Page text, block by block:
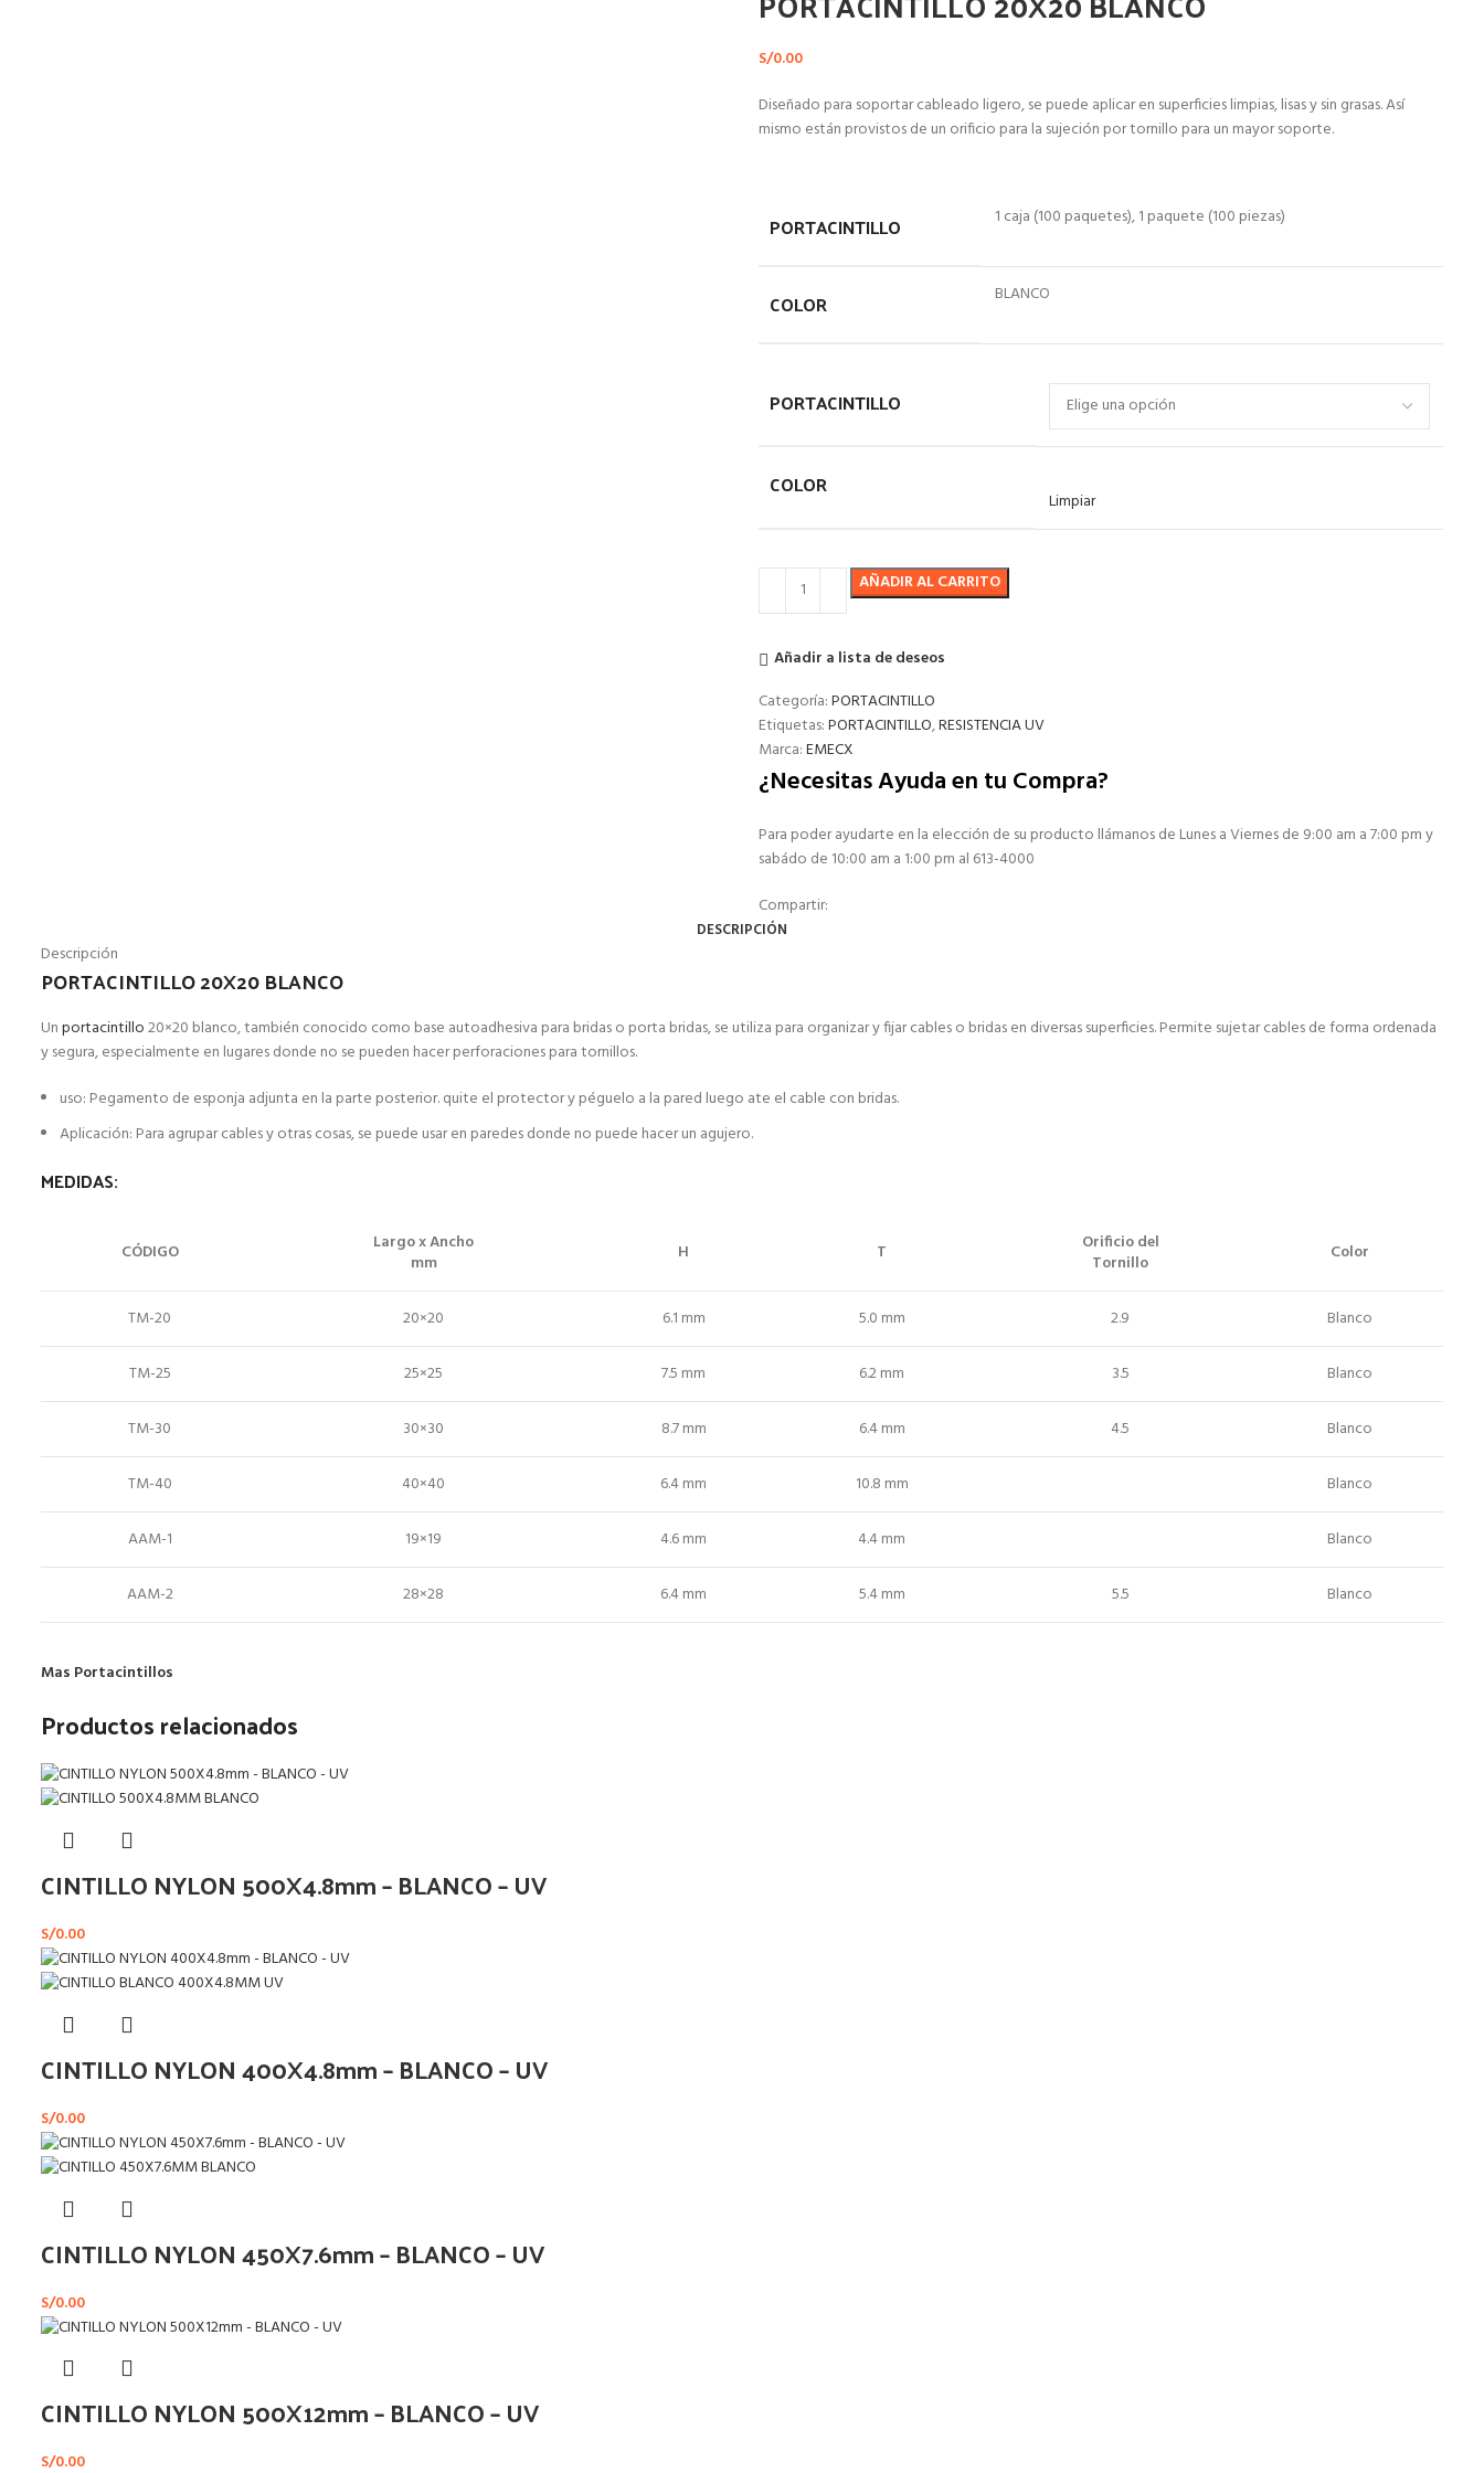
S/0.00
Diseñado para soportar cableado ligero, se puede aplicar en superficies limpias, lisas y sin grasas. Así
mismo están provistos de un orificio para la sujeción por tornillo para un mayor soporte.
PORTACINTILLO 1 caja (100 paquetes), 1 paquete (100 piezas)
COLOR BLANCO
PORTACINTILLO
COLOR
Limpiar
AÑADIR AL CARRITO
Añadir a lista de deseos
Categoría:PORTACINTILLO
Etiquetas:PORTACINTILLO,RESISTENCIA UV
Marca:EMECX
¿Necesitas Ayuda en tu Compra?
Para poder ayudarte en la elección de su producto llámanos de Lunes a Viernes de 9:00 am a 7:00 pm y
sabádo de 10:00 am a 1:00 pm al 613-4000
Compartir:
DESCRIPCIÓN
Descripción
PORTACINTILLO 20X20 BLANCO
Unportacintillo20×20 blanco, también conocido como base autoadhesiva para bridas o porta bridas, se utiliza para organizar y fijar cables o bridas en diversas superficies. Permite sujetar cables de forma ordenada
y segura, especialmente en lugares donde no se pueden hacer perforaciones para tornillos.
uso: Pegamento de esponja adjunta en la parte posterior. quite el protector y péguelo a la pared luego ate el cable con bridas.
Aplicación: Para agrupar cables y otras cosas, se puede usar en paredes donde no puede hacer un agujero.
MEDIDAS:
CÓDIGO
Largo x Ancho
mm
H T
Orificio del
Tornillo
Color
TM-20 20×20 6.1 mm 5.0 mm 2.9 Blanco
TM-25 25×25 7.5 mm 6.2 mm 3.5 Blanco
TM-30 30×30 8.7 mm 6.4 mm 4.5 Blanco
TM-40 40×40 6.4 mm 10.8 mm Blanco
AAM-1 19×19 4.6 mm 4.4 mm Blanco
AAM-2 28×28 6.4 mm 5.4 mm 5.5 Blanco
Mas Portacintillos
Productos relacionados
CINTILLO NYLON 500X4.8mm – BLANCO – UV
S/0.00
CINTILLO NYLON 400X4.8mm – BLANCO – UV
S/0.00
CINTILLO NYLON 450X7.6mm – BLANCO – UV
S/0.00
CINTILLO NYLON 500X12mm – BLANCO – UV
S/0.00